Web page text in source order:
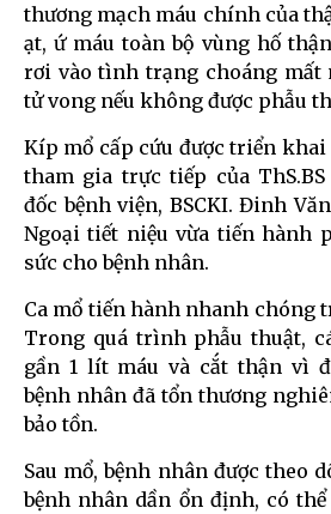
thương mạch máu chính của
ạt, ứ máu toàn bộ vùng hố
rơi vào tình trạng choáng mất
tử vong nếu không được phẫu
Kíp mổ cấp cứu được triển
tham gia trực tiếp của
đốc bệnh viện, BSCKI. Đinh
Ngoại tiết niệu vừa tiến hành
sức cho bệnh nhân.
Ca mổ tiến hành nhanh chóng
Trong quá trình phẫu thuật,
gần 1 lít máu và cắt thận vì
bệnh nhân đã tổn thương
bảo tồn.
Sau mổ, bệnh nhân được theo
bệnh nhân dần ổn định, có